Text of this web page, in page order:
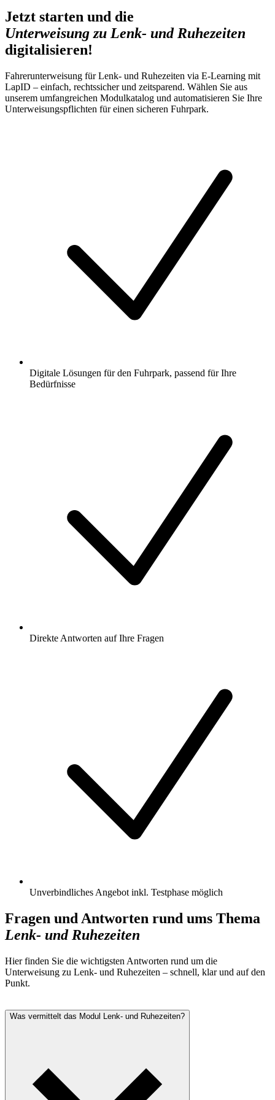
Jetzt starten und die
Unterweisung zu Lenk- und Ruhezeiten
digitalisieren!
Fahrerunterweisung für Lenk- und Ruhezeiten via E-Learning mit
LapID – einfach, rechtssicher und zeitsparend. Wählen Sie aus
unserem umfangreichen Modulkatalog und automatisieren Sie Ihre
Unterweisungspflichten für einen sicheren Fuhrpark.
Digitale Lösungen für den Fuhrpark, passend für Ihre
Bedürfnisse
Direkte Antworten auf Ihre Fragen
Unverbindliches Angebot inkl. Testphase möglich
Fragen und Antworten rund ums Thema
Lenk- und Ruhezeiten
Hier finden Sie die wichtigsten Antworten rund um die
Unterweisung zu Lenk- und Ruhezeiten – schnell, klar und auf den
Punkt.
Was vermittelt das Modul Lenk- und Ruhezeiten?